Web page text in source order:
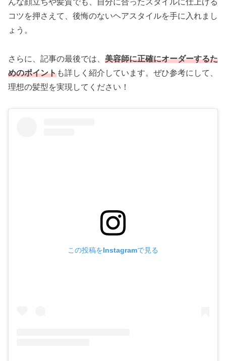
んな顔立ちや髪質でも、自分に合ったスタイルに仕上げる
コツを押さえて、後悔のないヘアスタイルを手に入れまし
ょう。
さらに、記事の最後では、 美容師に正確にオーダーするた
めのポイントも詳しく紹介しています。ぜひ参考にして、
理想の髪型を実現してください！
この投稿をInstagramで見る